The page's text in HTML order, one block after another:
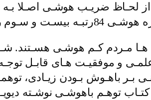
لحـاظ ضریـب هوشـی اصـلا بـه
جهـان دارد.
هـا مـردم کـم هوشـی هسـتند.
و موفقیـت هـای قابـل
بـر باهـوش بـودن زیـادی،
توهـم باهوشـی نوشـته